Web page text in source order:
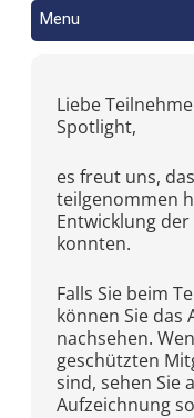
Menu
Liebe
Spotlight,
es freut uns,
teilgenommen
Entwicklung
konnten.
Falls Sie beim
können Sie das
nachsehen.
geschützten
sind, sehen Sie
Aufzeichnung